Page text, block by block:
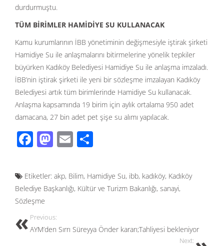
durdurmuştu.
TÜM BİRİMLER HAMİDİYE SU KULLANACAK
Kamu kurumlarının İBB yönetiminin değişmesiyle iştirak şirketi
Hamidiye Su ile anlaşmalarını bitirmelerine yönelik tepkiler
büyürken Kadıköy Belediyesi Hamidiye Su ile anlaşma imzaladı.
İBB’nin iştirak şirketi ile yeni bir sözleşme imzalayan Kadıköy
Belediyesi artık tüm birimlerinde Hamidiye Su kullanacak.
Anlaşma kapsamında 19 birim için aylık ortalama 950 adet
damacana, 27 bin adet pet şişe su alımı yapılacak.
F
e
b
o
o
k
M
to
d
n
E
ail ar
e
Etiketler: akp, Bilim, Hamidiye Su, ibb, kadıköy, Kadıköy
Belediye Başkanlığı, Kültür ve Turizm Bakanlığı, sanayi,
Sözleşme
Previous:
AYM’den Sırrı Süreyya Önder kararı;Tahliyesi bekleniyor
Next: